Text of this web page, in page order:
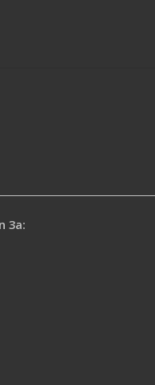
3a: